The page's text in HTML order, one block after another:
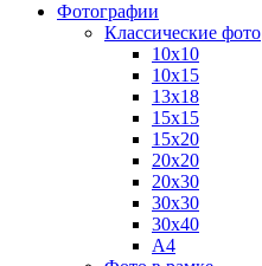
Фотографии
Классические фото
10х10
10х15
13х18
15х15
15х20
20х20
20х30
30х30
30х40
А4